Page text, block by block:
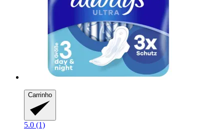
Carrinho
5.0 (1)